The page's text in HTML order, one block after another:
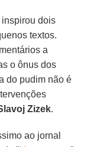
dois
textos.
a
o ônus dos
do pudim não é
Zizek.
ao jornal